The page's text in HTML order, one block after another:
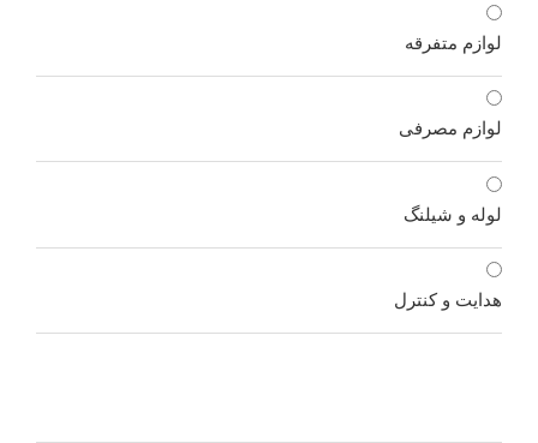
لوازم متفرقه
لوازم مصرفی
لوله و شیلنگ
هدایت و کنترل